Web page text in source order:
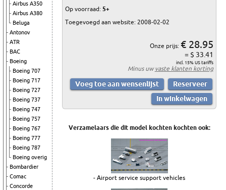
Airbus A350
Airbus A380
Beluga
Antonov
ATR
BAC
Boeing
Boeing 707
Boeing 717
Boeing 727
Boeing 737
Boeing 747
Boeing 757
Boeing 767
Boeing 777
Boeing 787
Boeing overig
Bombardier
Comac
Concorde
Op voorraad:5+
Toegevoegd aan website: 2008-02-02
Onze prijs: € 28.95
= $ 33.41
incl. 15% US tariffs
Minus uwvaste klanten korting
Verzamelaars die dit model kochten kochten ook:
- Airport service support vehicles